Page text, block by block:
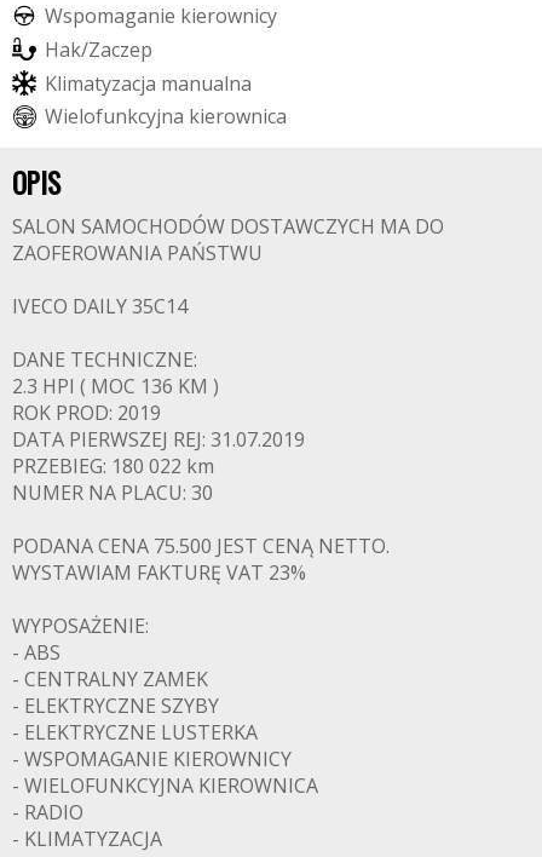
Wspomaganie kierownicy
Hak/Zaczep
Klimatyzacja manualna
Wielofunkcyjna kierownica
OPIS
SALON SAMOCHODÓW DOSTAWCZYCH MA DO
ZAOFEROWANIA PAŃSTWU
IVECO DAILY 35C14
DANE TECHNICZNE:
2.3 HPI ( MOC 136 KM )
ROK PROD: 2019
DATA PIERWSZEJ REJ: 31.07.2019
PRZEBIEG: 180 022 km
NUMER NA PLACU: 30
PODANA CENA 75.500 JEST CENĄ NETTO.
WYSTAWIAM FAKTURĘ VAT 23%
WYPOSAŻENIE:
- ABS
- CENTRALNY ZAMEK
- ELEKTRYCZNE SZYBY
- ELEKTRYCZNE LUSTERKA
- WSPOMAGANIE KIEROWNICY
- WIELOFUNKCYJNA KIEROWNICA
- RADIO
- KLIMATYZACJA